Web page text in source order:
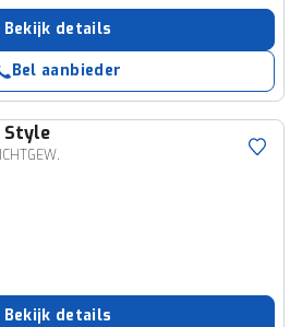
Bekijk details
Bel aanbieder
Style
Bekijk details